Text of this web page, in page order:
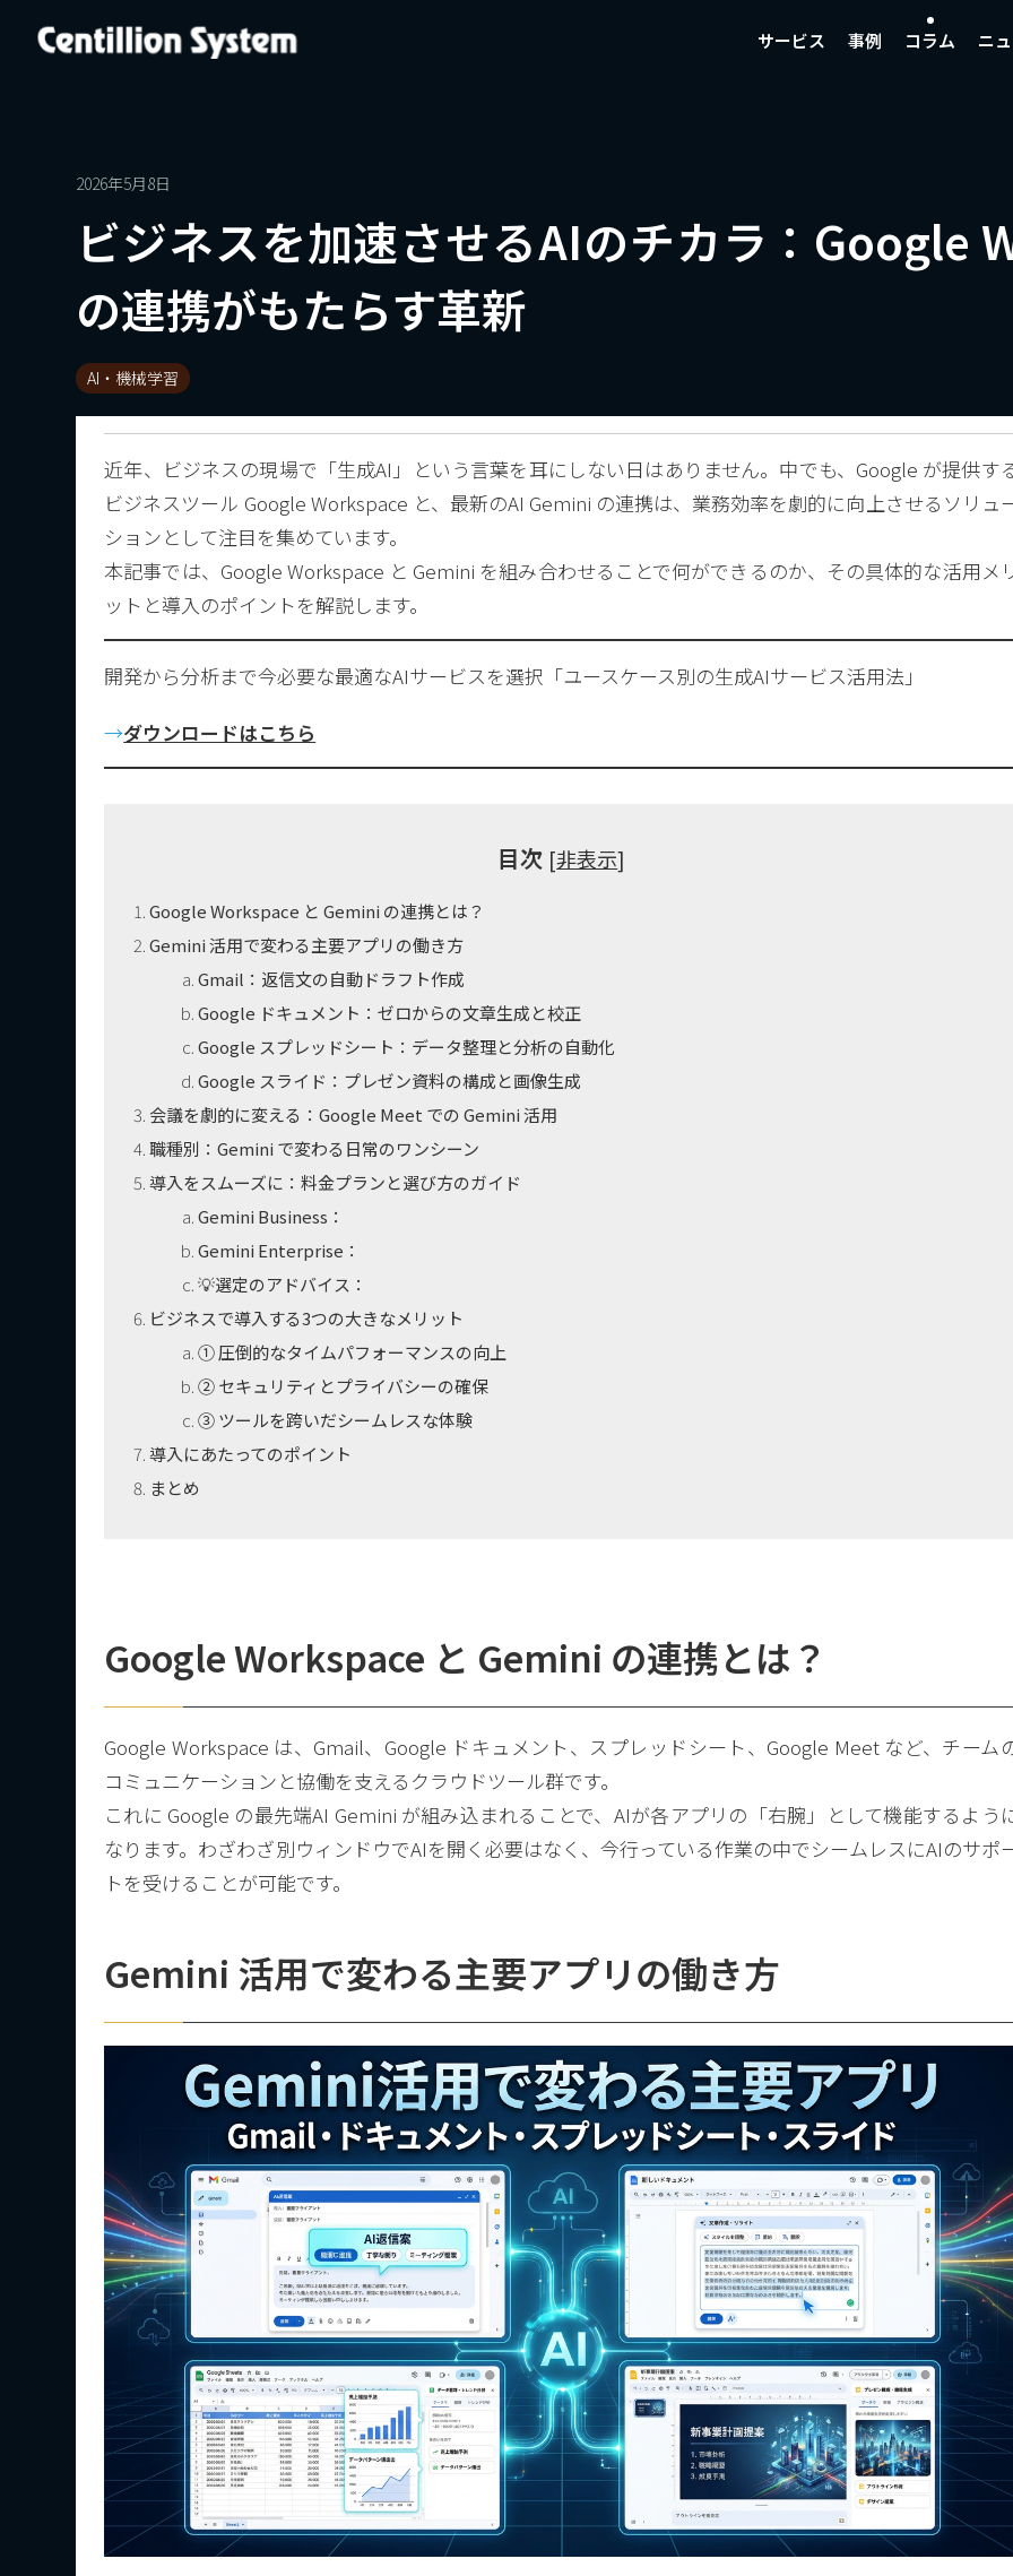
サービス 事例 コラム ニ
2026年5月8日
ビジネスを加速させるAIのチカラ：Google
の連携がもたらす革新
AI・機械学習
近年、ビジネスの現場で「生成AI」という言葉を耳にしない日はありません。中でも、Google が提供す
ビジネスツール Google Workspace と、最新のAI Gemini の連携は、業務効率を劇的に向上させるソリュ
ションとして注目を集めています。
本記事では、Google Workspace と Gemini を組み合わせることで何ができるのか、その具体的な活用メ
ットと導入のポイントを解説します。
開発から分析まで今必要な最適なAIサービスを選択「ユースケース別の生成AIサービス活用法」
→ダウンロードはこちら
目次 [非表示]
Google Workspace と Gemini の連携とは？
Gemini 活用で変わる主要アプリの働き方
Gmail：返信文の自動ドラフト作成
Google ドキュメント：ゼロからの文章生成と校正
Google スプレッドシート：データ整理と分析の自動化
Google スライド：プレゼン資料の構成と画像生成
会議を劇的に変える：Google Meet での Gemini 活用
職種別：Gemini で変わる日常のワンシーン
導入をスムーズに：料金プランと選び方のガイド
Gemini Business：
Gemini Enterprise：
💡選定のアドバイス：
ビジネスで導入する3つの大きなメリット
① 圧倒的なタイムパフォーマンスの向上
② セキュリティとプライバシーの確保
③ ツールを跨いだシームレスな体験
導入にあたってのポイント
まとめ
Google Workspace と Gemini の連携とは？
Google Workspace は、Gmail、Google ドキュメント、スプレッドシート、Google Meet など、チーム
コミュニケーションと協働を支えるクラウドツール群です。
これに Google の最先端AI Gemini が組み込まれることで、AIが各アプリの「右腕」として機能するよう
なります。わざわざ別ウィンドウでAIを開く必要はなく、今行っている作業の中でシームレスにAIのサポ
トを受けることが可能です。
Gemini 活用で変わる主要アプリの働き方